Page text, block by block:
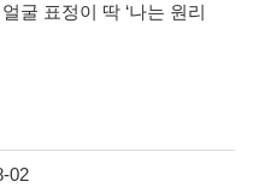
굴 표정이 딱 ‘나는 원리
02